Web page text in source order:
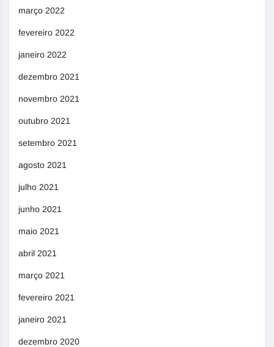
março 2022
fevereiro 2022
janeiro 2022
dezembro 2021
novembro 2021
outubro 2021
setembro 2021
agosto 2021
julho 2021
junho 2021
maio 2021
abril 2021
março 2021
fevereiro 2021
janeiro 2021
dezembro 2020